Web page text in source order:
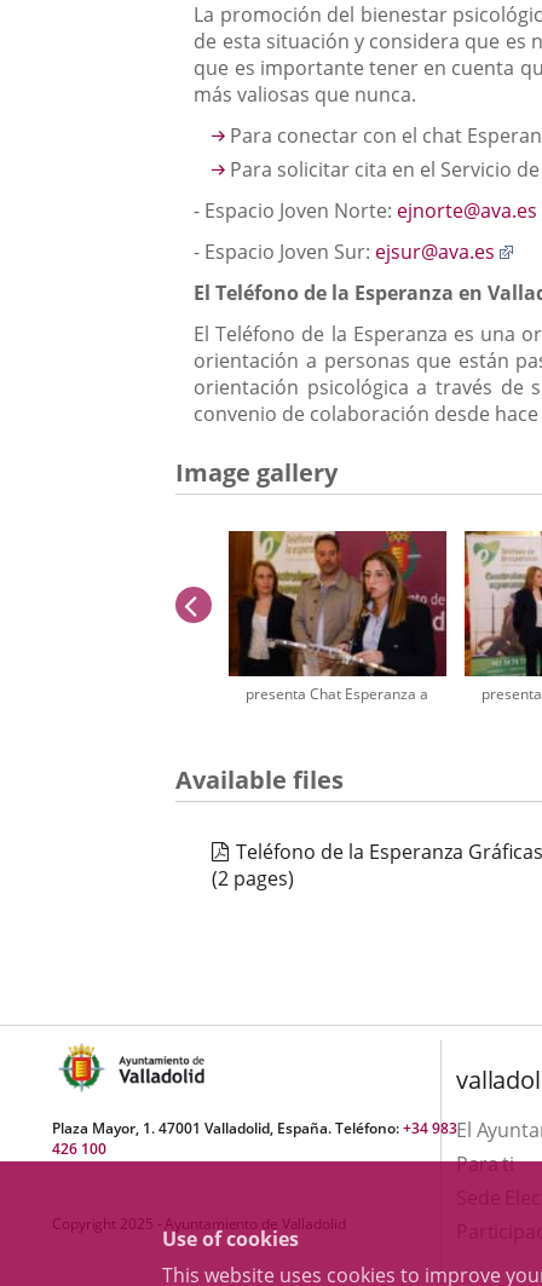
Use of cookies
This website uses cookies to improve
La promoción del bienestar
de esta situación y considera que es
que es importante tener en cuenta
más valiosas que nunca.
Para conectar con el chat
Para solicitar cita en el Servicio
- Espacio Joven Norte: ejnorte@ava.es
- Espacio Joven Sur: ejsur@ava.es
El Teléfono de la Esperanza en
El Teléfono de la Esperanza es una
orientación a personas que están
orientación psicológica a través de
convenio de colaboración desde
Image gallery
presenta Chat Esperanza a
of
previus
Available files
Teléfono de la Esperanza
(2 pages)
Plaza Mayor, 1. 47001 Valladolid, España. Teléfono:+34 983
426 100
Copyright 2025 - Ayuntamiento de Valladolid
El
Para ti